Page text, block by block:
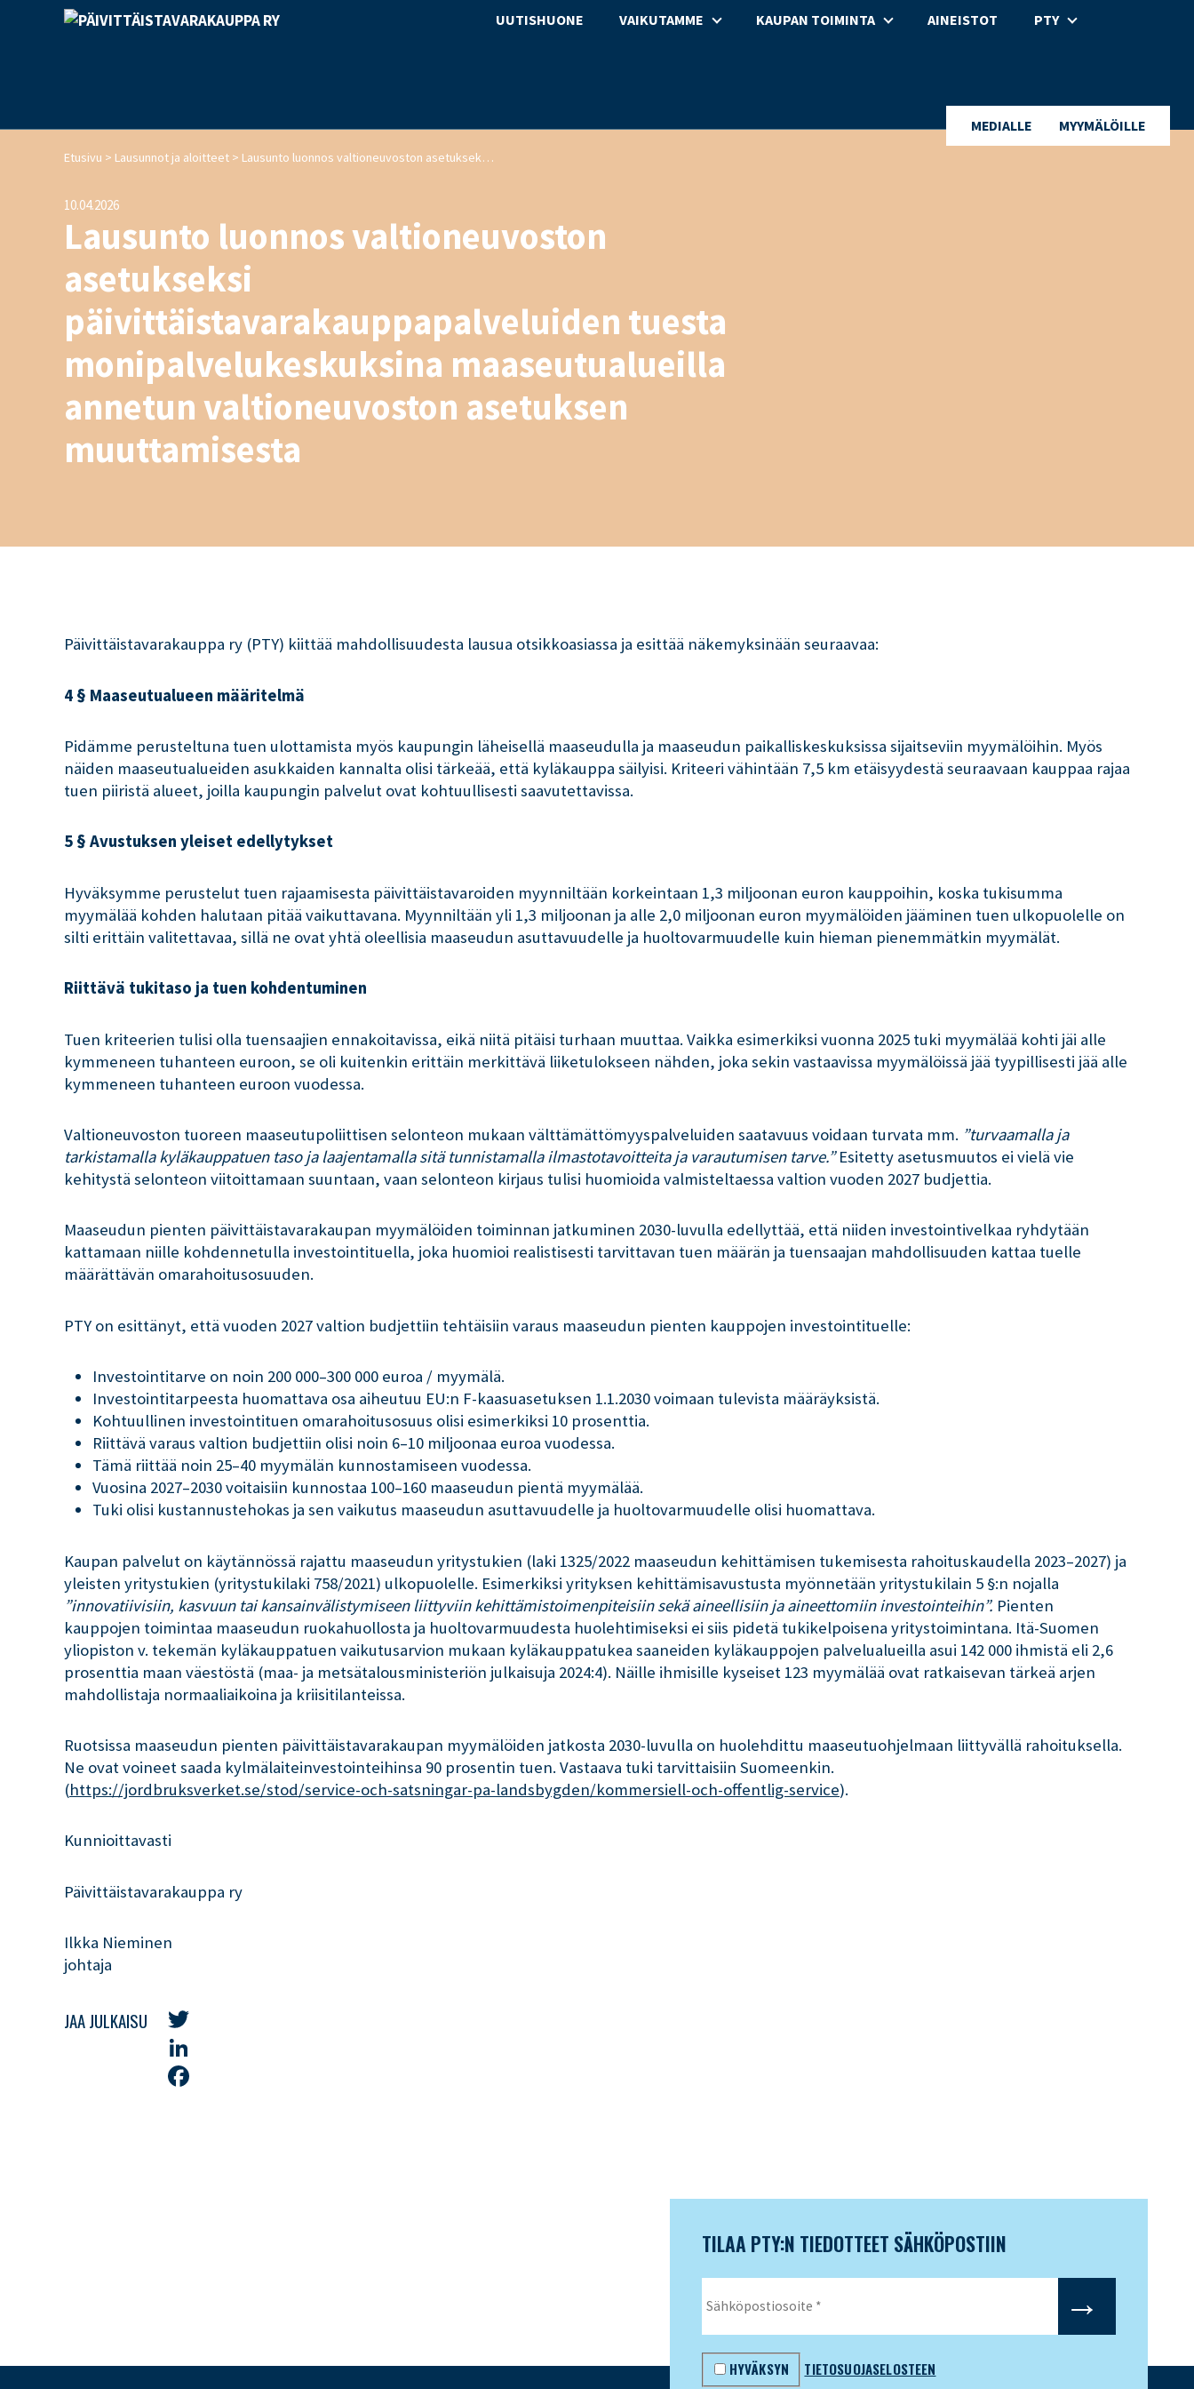
UUTISHUONE VAIKUTAMME KAUPAN TOIMINTA AINEISTOT PTY
MEDIALLE MYYMÄLÖILLE
Etusivu > Lausunnot ja aloitteet > Lausunto luonnos valtioneuvoston asetukseksi päivittäistavarakauppapalveluiden tuesta monipalvelukeskuksina maaseutualueilla annetun valtioneuvoston asetuksen muuttamisesta
10.04.2026
Lausunto luonnos valtioneuvoston
asetukseksi
päivittäistavarakauppapalveluiden tuesta
monipalvelukeskuksina maaseutualueilla
annetun valtioneuvoston asetuksen
muuttamisesta
Päivittäistavarakauppa ry (PTY) kiittää mahdollisuudesta lausua otsikkoasiassa ja esittää näkemyksinään seuraavaa:
4 § Maaseutualueen määritelmä
Pidämme perusteltuna tuen ulottamista myös kaupungin läheisellä maaseudulla ja maaseudun paikalliskeskuksissa sijaitseviin myymälöihin. Myös
näiden maaseutualueiden asukkaiden kannalta olisi tärkeää, että kyläkauppa säilyisi. Kriteeri vähintään 7,5 km etäisyydestä seuraavaan kauppaa rajaa
tuen piiristä alueet, joilla kaupungin palvelut ovat kohtuullisesti saavutettavissa.
5 § Avustuksen yleiset edellytykset
Hyväksymme perustelut tuen rajaamisesta päivittäistavaroiden myynniltään korkeintaan 1,3 miljoonan euron kauppoihin, koska tukisumma
myymälää kohden halutaan pitää vaikuttavana. Myynniltään yli 1,3 miljoonan ja alle 2,0 miljoonan euron myymälöiden jääminen tuen ulkopuolelle on
silti erittäin valitettavaa, sillä ne ovat yhtä oleellisia maaseudun asuttavuudelle ja huoltovarmuudelle kuin hieman pienemmätkin myymälät.
Riittävä tukitaso ja tuen kohdentuminen
Tuen kriteerien tulisi olla tuensaajien ennakoitavissa, eikä niitä pitäisi turhaan muuttaa. Vaikka esimerkiksi vuonna 2025 tuki myymälää kohti jäi alle
kymmeneen tuhanteen euroon, se oli kuitenkin erittäin merkittävä liiketulokseen nähden, joka sekin vastaavissa myymälöissä jää tyypillisesti jää alle
kymmeneen tuhanteen euroon vuodessa.
Valtioneuvoston tuoreen maaseutupoliittisen selonteon mukaan välttämättömyyspalveluiden saatavuus voidaan turvata mm. ”turvaamalla ja
tarkistamalla kyläkauppatuen taso ja laajentamalla sitä tunnistamalla ilmastotavoitteita ja varautumisen tarve.”Esitetty asetusmuutos ei vielä vie
kehitystä selonteon viitoittamaan suuntaan, vaan selonteon kirjaus tulisi huomioida valmisteltaessa valtion vuoden 2027 budjettia.
Maaseudun pienten päivittäistavarakaupan myymälöiden toiminnan jatkuminen 2030-luvulla edellyttää, että niiden investointivelkaa ryhdytään
kattamaan niille kohdennetulla investointituella, joka huomioi realistisesti tarvittavan tuen määrän ja tuensaajan mahdollisuuden kattaa tuelle
määrättävän omarahoitusosuuden.
PTY on esittänyt, että vuoden 2027 valtion budjettiin tehtäisiin varaus maaseudun pienten kauppojen investointituelle:
Investointitarve on noin 200 000–300 000 euroa / myymälä.
Investointitarpeesta huomattava osa aiheutuu EU:n F-kaasuasetuksen 1.1.2030 voimaan tulevista määräyksistä.
Kohtuullinen investointituen omarahoitusosuus olisi esimerkiksi 10 prosenttia.
Riittävä varaus valtion budjettiin olisi noin 6–10 miljoonaa euroa vuodessa.
Tämä riittää noin 25–40 myymälän kunnostamiseen vuodessa.
Vuosina 2027–2030 voitaisiin kunnostaa 100–160 maaseudun pientä myymälää.
Tuki olisi kustannustehokas ja sen vaikutus maaseudun asuttavuudelle ja huoltovarmuudelle olisi huomattava.
Kaupan palvelut on käytännössä rajattu maaseudun yritystukien (laki 1325/2022 maaseudun kehittämisen tukemisesta rahoituskaudella 2023–2027) ja
yleisten yritystukien (yritystukilaki 758/2021) ulkopuolelle. Esimerkiksi yrityksen kehittämisavustusta myönnetään yritystukilain 5 §:n nojalla
”innovatiivisiin, kasvuun tai kansainvälistymiseen liittyviin kehittämistoimenpiteisiin sekä aineellisiin ja aineettomiin investointeihin”. Pienten
kauppojen toimintaa maaseudun ruokahuollosta ja huoltovarmuudesta huolehtimiseksi ei siis pidetä tukikelpoisena yritystoimintana. Itä-Suomen
yliopiston v. tekemän kyläkauppatuen vaikutusarvion mukaan kyläkauppatukea saaneiden kyläkauppojen palvelualueilla asui 142 000 ihmistä eli 2,6
prosenttia maan väestöstä (maa- ja metsätalousministeriön julkaisuja 2024:4). Näille ihmisille kyseiset 123 myymälää ovat ratkaisevan tärkeä arjen
mahdollistaja normaaliaikoina ja kriisitilanteissa.
Ruotsissa maaseudun pienten päivittäistavarakaupan myymälöiden jatkosta 2030-luvulla on huolehdittu maaseutuohjelmaan liittyvällä rahoituksella.
Ne ovat voineet saada kylmälaiteinvestointeihinsa 90 prosentin tuen. Vastaava tuki tarvittaisiin Suomeenkin.
(https://jordbruksverket.se/stod/service-och-satsningar-pa-landsbygden/kommersiell-och-offentlig-service).
Kunnioittavasti
Päivittäistavarakauppa ry
Ilkka Nieminen
johtaja
JAA JULKAISU
Twitter
LinkedIn
TILAA PTY:N TIEDOTTEET SÄHKÖPOSTIIN
HYVÄKSYN TIETOSUOJASELOSTEEN